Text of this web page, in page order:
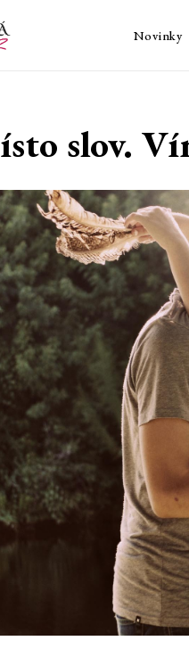
Novinky
slov.